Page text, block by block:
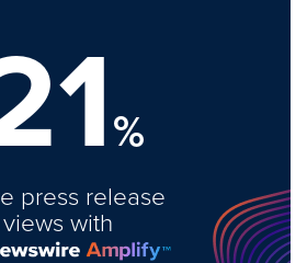
%
press release
views with